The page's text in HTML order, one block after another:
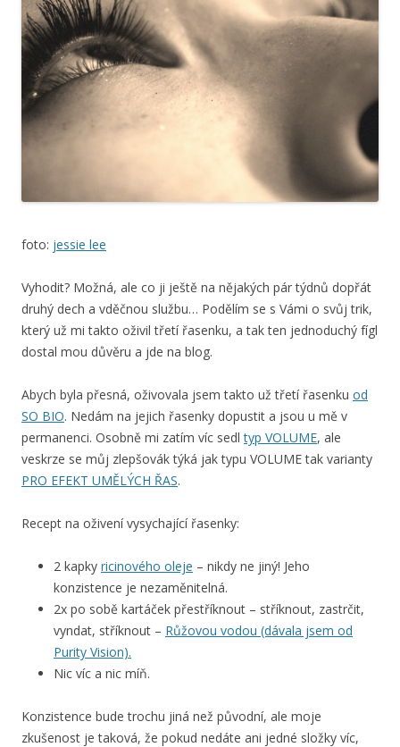
foto: jessie lee
Vyhodit? Možná, ale co ji ještě na nějakých pár týdnů dopřát
druhý dech a vděčnou službu… Podělím se s Vámi o svůj trik,
který už mi takto oživil třetí řasenku, a tak ten jednoduchý fígl
dostal mou důvěru a jde na blog.
Abych byla přesná, oživovala jsem takto už třetí řasenku od
SO BIO. Nedám na jejich řasenky dopustit a jsou u mě v
permanenci. Osobně mi zatím víc sedltyp VOLUME, ale
veskrze se můj zlepšovák týká jak typu VOLUME tak varianty
PRO EFEKT UMĚLÝCH ŘAS.
Recept na oživení vysychající řasenky:
2 kapky ricinového oleje – nikdy ne jiný! Jeho
konzistence je nezaměnitelná.
2x po sobě kartáček přestříknout – stříknout, zastrčit,
vyndat, stříknout – Růžovou vodou (dávala jsem od
Purity Vision).
Nic víc a nic míň.
Konzistence bude trochu jiná než původní, ale moje
zkušenost je taková, že pokud nedáte ani jedné složky víc,